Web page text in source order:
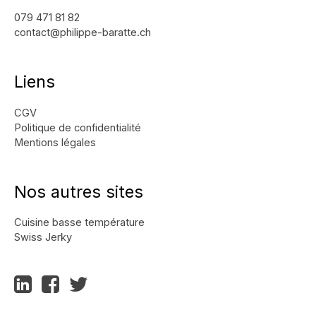
079 471 81 82
contact@philippe-baratte.ch
Liens
CGV
Politique de confidentialité
Mentions légales
Nos autres sites
Cuisine basse température
Swiss Jerky